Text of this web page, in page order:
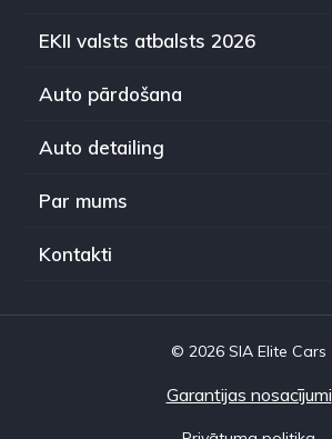
EKII valsts atbalsts 2026
Auto pārdošana
Auto detailing
Par mums
Kontakti
© 2026 SIA Elite Cars
Garantijas nosacījumi